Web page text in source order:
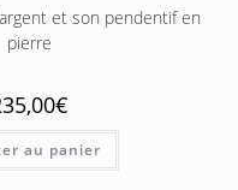
et son pendentif en
pierre
€
au panier